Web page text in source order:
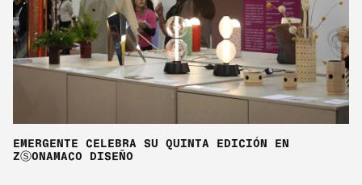
EMERGENTE CELEBRA SU QUINTA EDICIÓN EN
ZⓈONAMACO DISEÑO